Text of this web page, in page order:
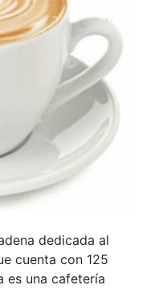
dedicada al
cuenta con 125
es una cafetería